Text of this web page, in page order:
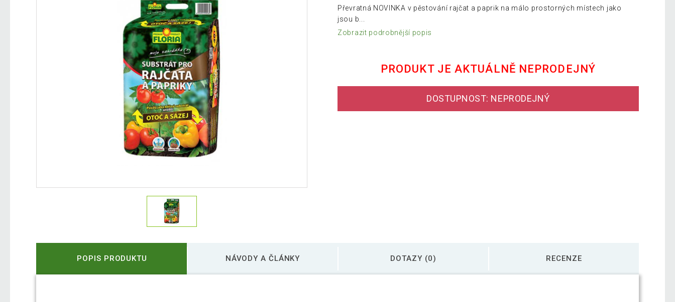
Převratná NOVINKA v pěstování rajčat a paprik na málo prostorných místech jako
jsou b...
Zobrazit podrobnější popis
PRODUKT JE AKTUÁLNĚ NEPRODEJNÝ
DOSTUPNOST: NEPRODEJNÝ
POPIS PRODUKTU NÁVODY A ČLÁNKY DOTAZY (0) RECENZE